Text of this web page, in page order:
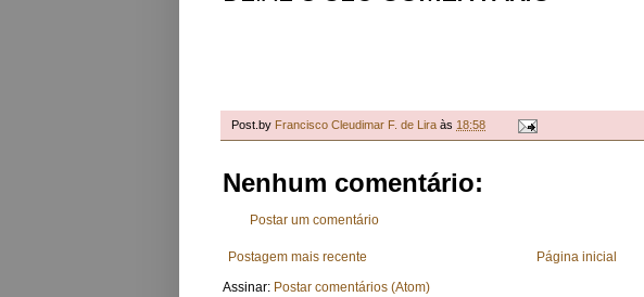
Post.by Francisco Cleudimar F. de Lira às 18:58
Nenhum comentário:
Postar um comentário
Postagem mais recente
Página inicial
Assinar: Postar comentários (Atom)